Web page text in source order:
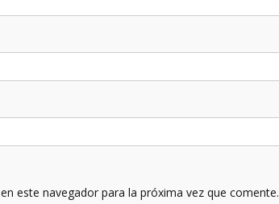
este navegador para la próxima vez que comente.